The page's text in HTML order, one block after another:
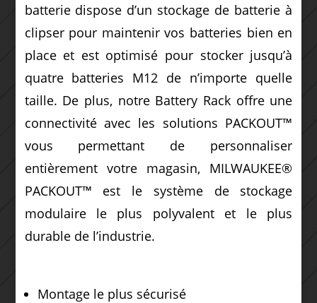
batterie dispose d’un stockage de batterie à
clipser pour maintenir vos batteries bien en
place et est optimisé pour stocker jusqu’à
quatre batteries M12 de n’importe quelle
taille. De plus, notre Battery Rack offre une
connectivité avec les solutions PACKOUT™
vous permettant de personnaliser
entièrement votre magasin, MILWAUKEE®
PACKOUT™ est le système de stockage
modulaire le plus polyvalent et le plus
durable de l’industrie.
Montage le plus sécurisé